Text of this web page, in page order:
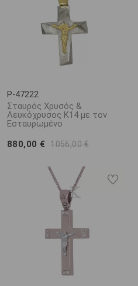
P-47222
Σταυρός Χρυσός &
Λευκόχρυσος Κ14 με τον
Εσταυρωμένο
880,00 € 1056,00 €